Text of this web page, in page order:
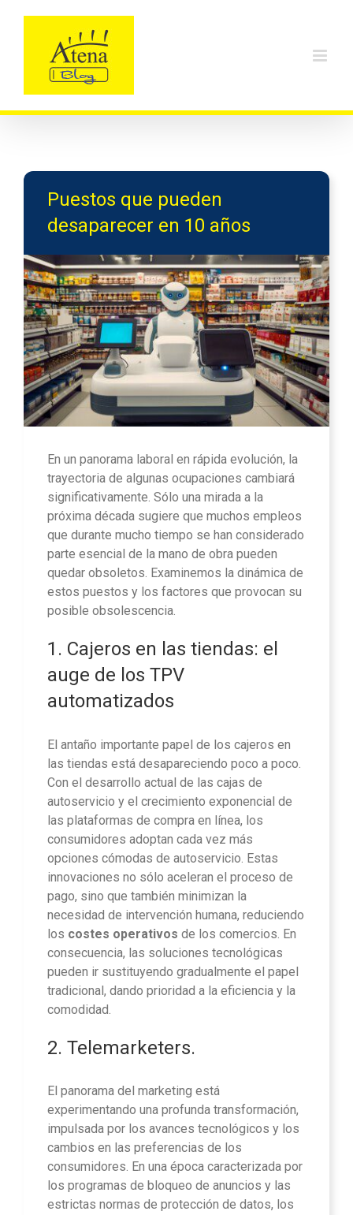
Puestos que pueden
desaparecer en 10 años
En un panorama laboral en rápida evolución, la
trayectoria de algunas ocupaciones cambiará
significativamente. Sólo una mirada a la
próxima década sugiere que muchos empleos
que durante mucho tiempo se han considerado
parte esencial de la mano de obra pueden
quedar obsoletos. Examinemos la dinámica de
estos puestos y los factores que provocan su
posible obsolescencia.
1. Cajeros en las tiendas: el
auge de los TPV
automatizados
El antaño importante papel de los cajeros en
las tiendas está desapareciendo poco a poco.
Con el desarrollo actual de las cajas de
autoservicio y el crecimiento exponencial de
las plataformas de compra en línea, los
consumidores adoptan cada vez más
opciones cómodas de autoservicio. Estas
innovaciones no sólo aceleran el proceso de
pago, sino que también minimizan la
necesidad de intervención humana, reduciendo
los costes operativos de los comercios. En
consecuencia, las soluciones tecnológicas
pueden ir sustituyendo gradualmente el papel
tradicional, dando prioridad a la eficiencia y la
comodidad.
2. Telemarketers.
El panorama del marketing está
experimentando una profunda transformación,
impulsada por los avances tecnológicos y los
cambios en las preferencias de los
consumidores. En una época caracterizada por
los programas de bloqueo de anuncios y las
estrictas normas de protección de datos, los